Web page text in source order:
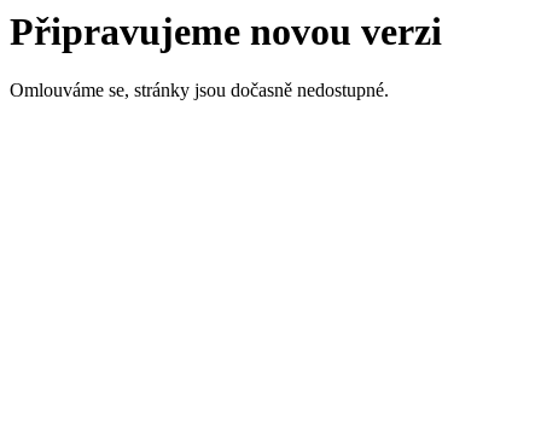
Připravujeme novou verzi
Omlouváme se, stránky jsou dočasně nedostupné.